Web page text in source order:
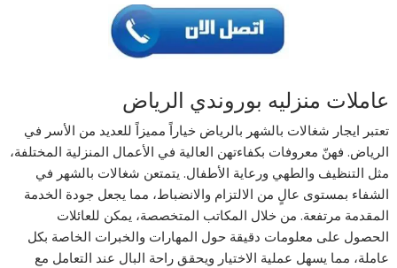
عاملات منزليه بوروندي الرياض
تعتبر ايجار شغالات بالشهر بالرياض خياراً مميزاً للعديد من الأسر في
الرياض. فهنّ معروفات بكفاءتهن العالية في الأعمال المنزلية المختلفة،
مثل التنظيف والطهي ورعاية الأطفال. يتمتعن شغالات بالشهر في
الشفاء بمستوى عالٍ من الالتزام والانضباط، مما يجعل جودة الخدمة
المقدمة مرتفعة. من خلال المكاتب المتخصصة، يمكن للعائلات
الحصول على معلومات دقيقة حول المهارات والخبرات الخاصة بكل
عاملة، مما يسهل عملية الاختيار ويحقق راحة البال عند التعامل مع